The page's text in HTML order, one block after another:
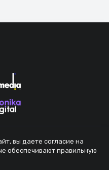
вы даете согласие на
обеспечивают правильную